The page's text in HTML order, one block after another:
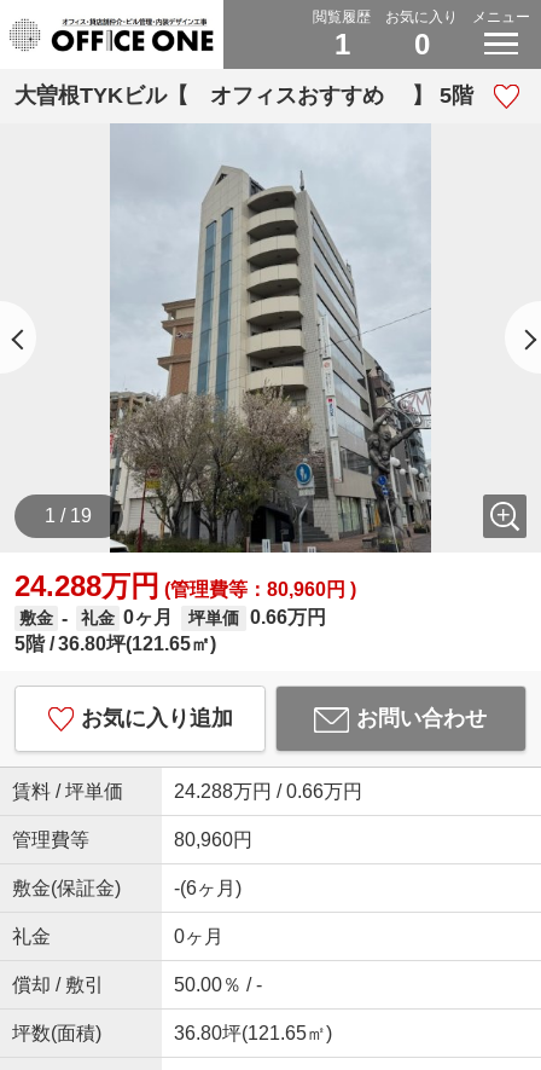
閲覧履歴
1
お気に入り
0
メニュー
大曽根TYKビル【 オフィスおすすめ 】 5階
1 / 19
24.288万円 (管理費等：80,960円 )
敷金 - 礼金 0ヶ月 坪単価 0.66万円
5階 36.80坪(121.65㎡)
お気に入り追加 お問い合わせ
賃料 / 坪単価 24.288万円 / 0.66万円
管理費等 80,960円
敷金(保証金) -(6ヶ月)
礼金 0ヶ月
償却 / 敷引 50.00％ / -
坪数(面積) 36.80坪(121.65㎡)